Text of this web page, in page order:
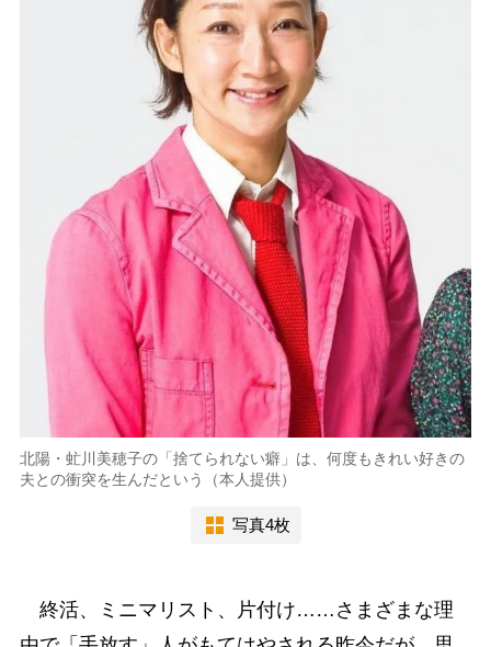
北陽・虻川美穂子の「捨てられない癖」は、何度もきれい好きの
夫との衝突を生んだという（本人提供）
写真4枚
終活、ミニマリスト、片付け……さまざまな理